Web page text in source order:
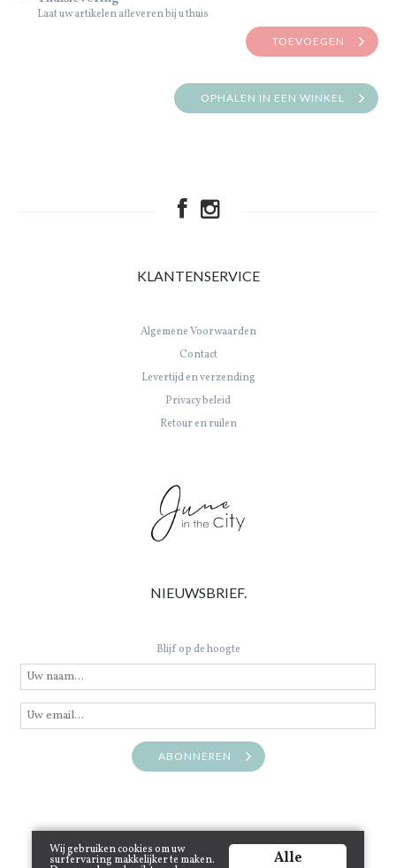
Laat uw artikelen afleveren bij u thuis
TOEVOEGEN
OPHALEN IN EEN WINKEL
KLANTENSERVICE
Algemene Voorwaarden
Contact
Levertijd en verzending
Privacy beleid
Retour en ruilen
NIEUWSBRIEF.
Blijf op de hoogte
ABONNEREN
Wij gebruiken cookies om uw
surfervaring makkelijker te maken.
Alle